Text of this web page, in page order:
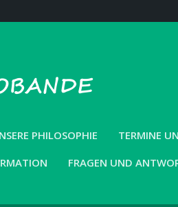
PHILOSOPHIE TERMINE
FRAGEN UND